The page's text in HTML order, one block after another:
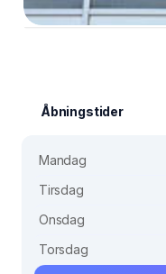
Åbningstider
Mandag
Tirsdag
Onsdag
Torsdag